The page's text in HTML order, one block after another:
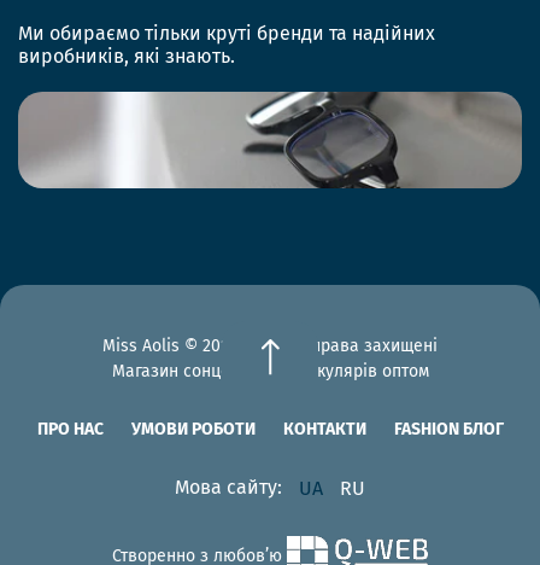
Ми обираємо тільки круті бренди та надійних
виробників, які знають.
Miss Aolis © 2012-2026 Всі права захищені
Магазин сонцезахисних окулярів оптом
ПРО НАС УМОВИ РОБОТИ КОНТАКТИ FASHION БЛОГ
Мова сайту: UA RU
Створенно з любов’ю